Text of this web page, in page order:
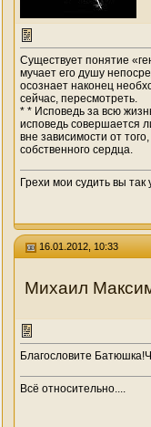
Существует понятие
мучает его душу
осознает наконец
сейчас, пересмотреть.
* * Исповедь за всю
исповедь совершается
вне зависимости от
собственного сердца.
Грехи мои судить вы
16.01.2012, 10:33
Михаил
Благословите
Всё относительно....